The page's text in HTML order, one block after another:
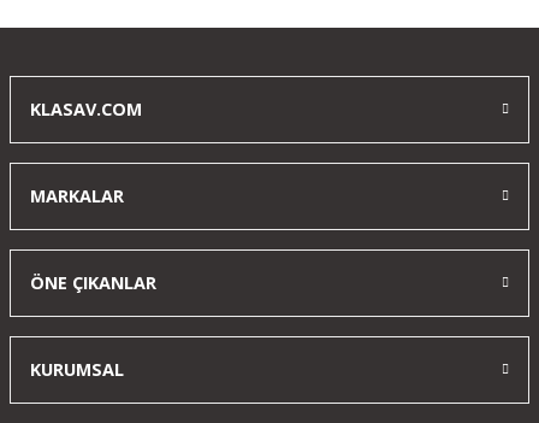
KLASAV.COM
MARKALAR
ÖNE ÇIKANLAR
KURUMSAL